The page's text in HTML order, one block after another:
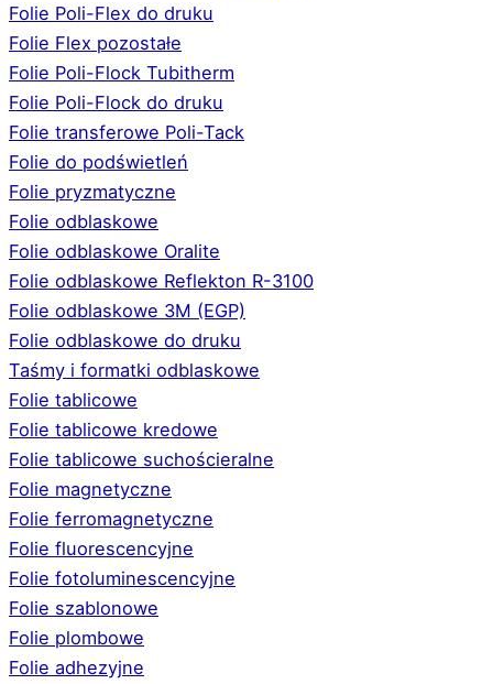
Folie Poli-Flex do druku
Folie Flex pozostałe
Folie Poli-Flock Tubitherm
Folie Poli-Flock do druku
Folie transferowe Poli-Tack
Folie do podświetleń
Folie pryzmatyczne
Folie odblaskowe
Folie odblaskowe Oralite
Folie odblaskowe Reflekton R-3100
Folie odblaskowe 3M (EGP)
Folie odblaskowe do druku
Taśmy i formatki odblaskowe
Folie tablicowe
Folie tablicowe kredowe
Folie tablicowe suchościeralne
Folie magnetyczne
Folie ferromagnetyczne
Folie fluorescencyjne
Folie fotoluminescencyjne
Folie szablonowe
Folie plombowe
Folie adhezyjne